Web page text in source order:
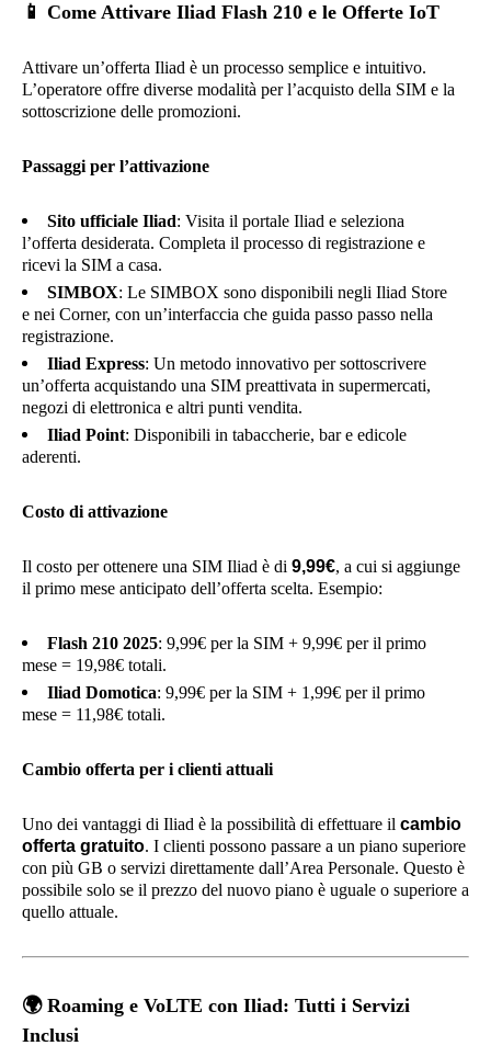
📱 Come Attivare Iliad Flash 210 e le Offerte IoT
Attivare un’offerta Iliad è un processo semplice e intuitivo.
L’operatore offre diverse modalità per l’acquisto della SIM e la
sottoscrizione delle promozioni.
Passaggi per l’attivazione
Sito ufficiale Iliad: Visita il portale Iliad e seleziona
l’offerta desiderata. Completa il processo di registrazione e
ricevi la SIM a casa.
SIMBOX: Le SIMBOX sono disponibili negli Iliad Store
e nei Corner, con un’interfaccia che guida passo passo nella
registrazione.
Iliad Express: Un metodo innovativo per sottoscrivere
un’offerta acquistando una SIM preattivata in supermercati,
negozi di elettronica e altri punti vendita.
Iliad Point: Disponibili in tabaccherie, bar e edicole
aderenti.
Costo di attivazione
Il costo per ottenere una SIM Iliad è di 9,99€, a cui si aggiunge
il primo mese anticipato dell’offerta scelta. Esempio:
Flash 210 2025: 9,99€ per la SIM + 9,99€ per il primo
mese = 19,98€ totali.
Iliad Domotica: 9,99€ per la SIM + 1,99€ per il primo
mese = 11,98€ totali.
Cambio offerta per i clienti attuali
Uno dei vantaggi di Iliad è la possibilità di effettuare il cambio
offerta gratuito. I clienti possono passare a un piano superiore
con più GB o servizi direttamente dall’Area Personale. Questo è
possibile solo se il prezzo del nuovo piano è uguale o superiore a
quello attuale.
🌍Roaming e VoLTE con Iliad: Tutti i Servizi
Inclusi